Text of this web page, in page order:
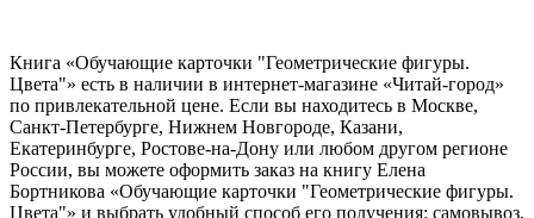
Книга «Обучающие карточки "Геометрические фигуры.
Цвета"» есть в наличии в интернет-магазине «Читай-город»
по привлекательной цене. Если вы находитесь в Москве,
Санкт-Петербурге, Нижнем Новгороде, Казани,
Екатеринбурге, Ростове-на-Дону или любом другом регионе
России, вы можете оформить заказ на книгу Елена
Бортникова «Обучающие карточки "Геометрические фигуры.
Цвета"» и выбрать удобный способ его получения: самовывоз,